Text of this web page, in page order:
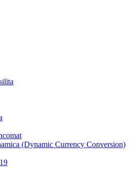
(Dynamic Currency Conversion)